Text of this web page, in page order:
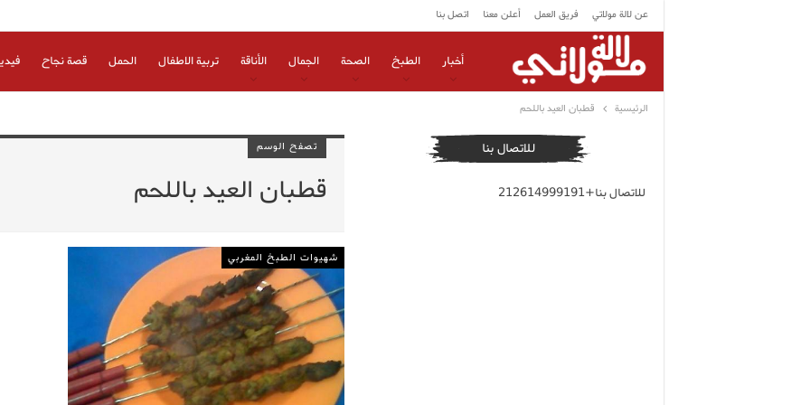
عن لالة مولاتي فريق العمل أعلن معنا اتصل بنا
أخبار الطبخ الصحة الجمال الأناقة تربية الاطفال الحمل قصة نجاح
الرئيسية قطبان العيد باللحم
تصفح الوسم
قطبان العيد باللحم
شهيوات الطبخ المغربي
للاتصال بنا
للاتصال بنا+212614999191